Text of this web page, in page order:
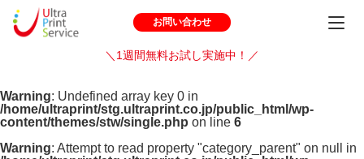
お問い合わせ
＼1週間無料お試し実施中！／
Warning: Undefined array key 0 in
/home/ultraprint/stg.ultraprint.co.jp/public_html/wp-
content/themes/stw/single.php on line 6
Warning: Attempt to read property "category_parent" on null in